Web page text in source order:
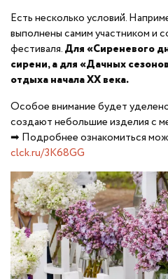
Есть несколько условий.
выполнены самим участником и
фестиваля.Для «Сиреневого
сирени, а для «Дачных
отдыха начала XX века.
Особое внимание будет
создают небольшие изделия с
➡ Подробнее ознакомиться
clck.ru/3K68GG